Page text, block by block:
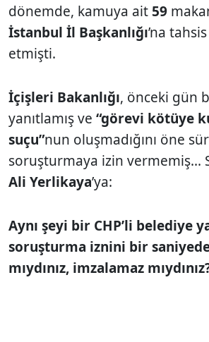
dönemde, kamuya ait 59
İstanbul İl Başkanlığı’na
etmişti.
İçişleri Bakanlığı, önceki gün
yanıtlamış ve “görevi kötüye
suçu”nun oluşmadığını öne
soruşturmaya izin vermemiş...
Ali Yerlikaya’ya:
Aynı şeyi bir CHP’li belediye
soruşturma iznini bir
mıydınız, imzalamaz